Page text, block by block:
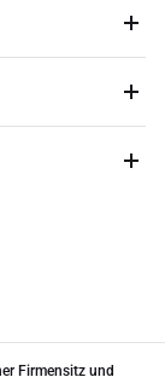
Firmensitz und